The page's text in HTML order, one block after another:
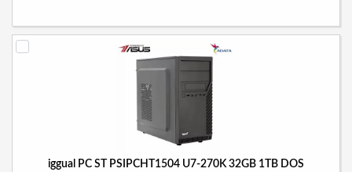
iggual PC ST PSIPCHT1504 U7-270K 32GB 1TB DOS